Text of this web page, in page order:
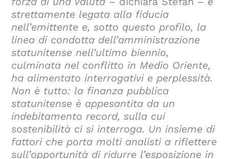
strettamente legata alla fiducia
nell’emittente e, sotto questo profilo, la
linea di condotta dell’amministrazione
statunitense nell’ultimo biennio,
culminata nel conflitto in Medio Oriente,
ha alimentato interrogativi e perplessità.
Non è tutto: la finanza pubblica
statunitense è appesantita da un
indebitamento record, sulla cui
sostenibilità ci si interroga. Un insieme di
fattori che porta molti analisti a riflettere
sull’opportunità di ridurre l’esposizione in